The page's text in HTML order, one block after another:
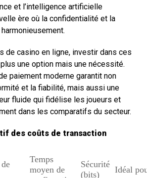
et l’intelligence artificielle
ère où la confidentialité et la
de casino en ligne, investir dans ces
une option mais une nécessité.
paiement moderne garantit non
et la fiabilité, mais aussi une
fluide qui fidélise les joueurs et
dans les comparatifs du secteur.
des coûts de transaction
Temps
moyen de
Sécurité
(bits)
Idéal